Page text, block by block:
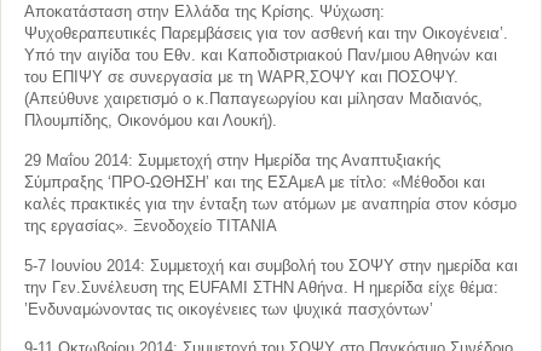
Αποκατάσταση στην Ελλάδα της Κρίσης. Ψύχωση:
Ψυχοθεραπευτικές Παρεμβάσεις για τον ασθενή και την Οικογένεια’.
Υπό την αιγίδα του Εθν. και Καποδιστριακού Παν/μιου Αθηνών και
του ΕΠΙΨΥ σε συνεργασία με τη WAPR,ΣΟΨΥ και ΠΟΣΟΨΥ.
(Απεύθυνε χαιρετισμό ο κ.Παπαγεωργίου και μίλησαν Μαδιανός,
Πλουμπίδης, Οικονόμου και Λουκή).
29 Μαΐου 2014: Συμμετοχή στην Ημερίδα της Αναπτυξιακής
Σύμπραξης ‘ΠΡΟ-ΩΘΗΣΗ’ και της ΕΣΑμεΑ με τίτλο: «Μέθοδοι και
καλές πρακτικές για την ένταξη των ατόμων με αναπηρία στον κόσμο
της εργασίας». Ξενοδοχείο ΤΙΤΑΝΙΑ
5-7 Ιουνίου 2014: Συμμετοχή και συμβολή του ΣΟΨΥ στην ημερίδα και
την Γεν.Συνέλευση της EUFAMI ΣΤΗΝ Αθήνα. Η ημερίδα είχε θέμα:
’Ενδυναμώνοντας τις οικογένειες των ψυχικά πασχόντων’